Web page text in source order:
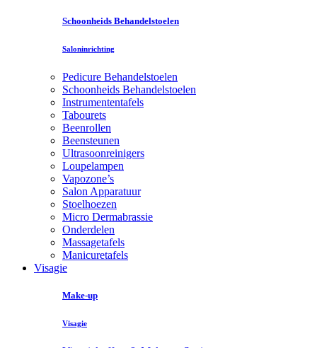
Schoonheids Behandelstoelen
Saloninrichting
Pedicure Behandelstoelen
Schoonheids Behandelstoelen
Instrumententafels
Tabourets
Beenrollen
Beensteunen
Ultrasoonreinigers
Loupelampen
Vapozone’s
Salon Apparatuur
Stoelhoezen
Micro Dermabrassie
Onderdelen
Massagetafels
Manicuretafels
Visagie
Make-up
Visagie